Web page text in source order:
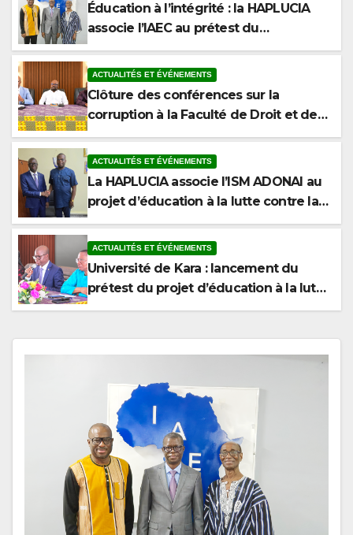
Éducation à l’intégrité : la HAPLUCIA
associe l’IAEC au prétest du
programme anticorruption
ACTUALITÉS ET ÉVÉNEMENTS
Clôture des conférences sur la
corruption à la Faculté de Droit et des
Sciences Politiques de l’Université de
Kara
ACTUALITÉS ET ÉVÉNEMENTS
La HAPLUCIA associe l’ISM ADONAI au
projet d’éducation à la lutte contre la
corruption
ACTUALITÉS ET ÉVÉNEMENTS
Université de Kara : lancement du
prétest du projet d’éducation à la lutte
contre la corruption